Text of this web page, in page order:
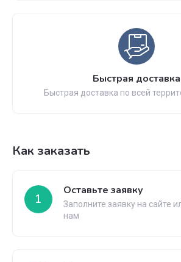
Быстрая доставка
Быстрая доставка по всей
Как заказать
1
Оставьте заявку
Заполните заявку на сайте
нам